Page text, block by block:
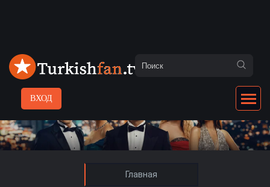
ВХОД
Главная